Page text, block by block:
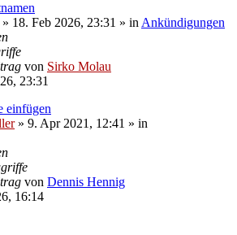
» 18. Feb 2026, 23:31 » in Ankündigungen
von Sirko Molau
23:31
einfügen
» 9. Apr 2021, 12:41 » in
von Dennis Hennig
16:14